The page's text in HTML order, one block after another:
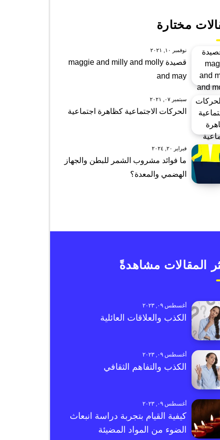
مختارة
نوفمبر ١٠, ٢٠٢١
قصيدة maggie and milly and molly
and may
سبتمبر ٠٧, ٢٠٢١
الحركات الاجتماعية كظاهرة اجتماعية
فبراير ٢٠, ٢٠٢٤
ما فوائد مشروب الشمر للبطن والجهاز
الهضمي والمعدة؟
المقالات مشاهدةً
أغسطس ٠٩, ٢٠٢٣
الكذب والعلاقات العائلية
أغسطس ٠٩, ٢٠٢٣
الكذب والتفاهم الثقافي
أغسطس ٠٩, ٢٠٢٣
كيفية القيام بتجربة دراسة انبعاث
الضوء من المواد المضيئة